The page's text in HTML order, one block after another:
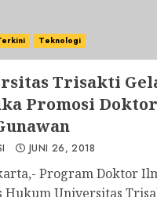
Teknologi
Trisakti
Promosi
JUNI 26, 2018
Program Doktor
Hukum Universitas